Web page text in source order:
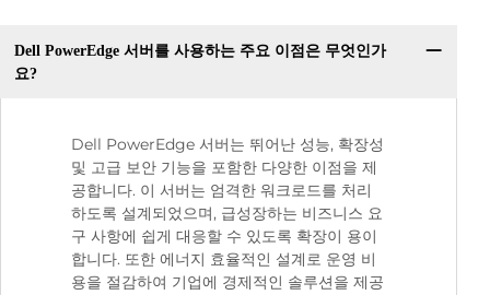
Dell PowerEdge 서버를 사용하는 주요 이점은 무엇인가
요?
Dell PowerEdge 서버는 뛰어난 성능, 확장성
및 고급 보안 기능을 포함한 다양한 이점을 제
공합니다. 이 서버는 엄격한 워크로드를 처리
하도록 설계되었으며, 급성장하는 비즈니스 요
구 사항에 쉽게 대응할 수 있도록 확장이 용이
합니다. 또한 에너지 효율적인 설계로 운영 비
용을 절감하여 기업에 경제적인 솔루션을 제공